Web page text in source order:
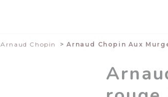
Arnaud Chopin Arnaud Chopin Aux